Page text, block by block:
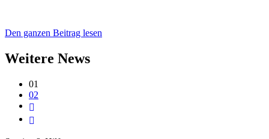
Den ganzen Beitrag lesen
Weitere News
01
02